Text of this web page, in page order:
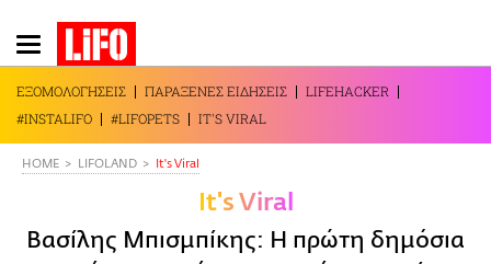
Παράκαμψη
προς
το
κυρίως
περιεχόμενο
ΕΞΟΜΟΛΟΓΗΣΕΙΣ ΠΑΡΑΞΕΝΕΣ ΕΙΔΗΣΕΙΣ
LIFEHACKER
#INSTALIFO
#LIFOPETS IT'S VIRAL
HOME LIFOLAND It's Viral
It's Viral
Βασίλης Μπισμπίκης: Η πρώτη δημόσια